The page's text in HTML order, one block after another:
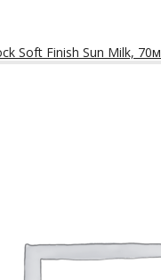
Soft Finish Sun Milk,